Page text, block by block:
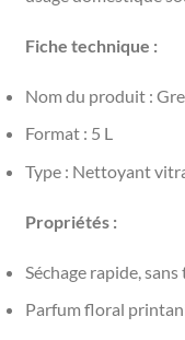
Fiche technique :
Nom du produit :
Format : 5 L
Type : Nettoyant
Propriétés :
Séchage rapide,
Parfum floral